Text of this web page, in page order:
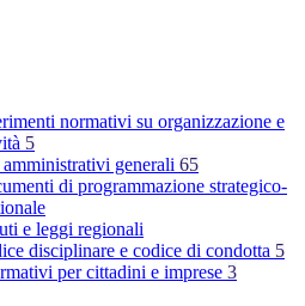
normativi su organizzazione e
5
generali 65
di programmazione strategico-
e leggi regionali
disciplinare e codice di condotta 5
per cittadini e imprese 3